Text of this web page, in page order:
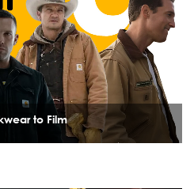
to Film
นไซต์งานก่อสร้าง ในสตรีทแฟชั่น หรือแม้แต่